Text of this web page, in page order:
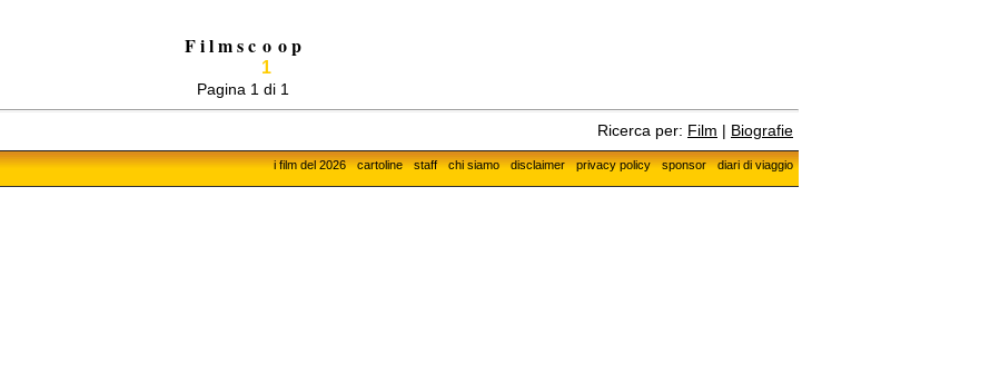
F i l m s c o
1
o p
Pagina 1 di 1
Ricerca per: Film | Biografie
diari di viaggio
sponsor
privacy policy
disclaimer
chi siamo
staff
cartoline
i film del 2026